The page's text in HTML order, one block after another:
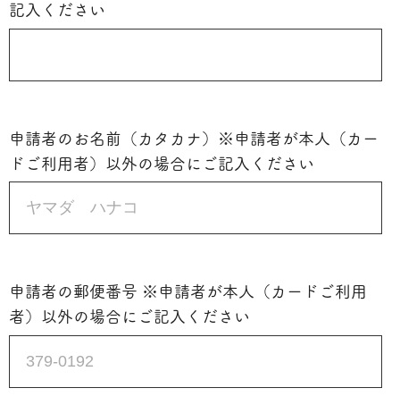
記入ください
申請者のお名前（カタカナ）※申請者が本人（カー
ドご利用者）以外の場合にご記入ください
申請者の郵便番号 ※申請者が本人（カードご利用
者）以外の場合にご記入ください